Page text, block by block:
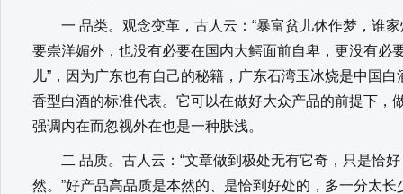
一 品类。观念变革，古人云：“暴富贫儿休作梦，谁家
要崇洋媚外，也没有必要在国内大鳄面前自卑，更没有必
儿”，因为广东也有自己的秘籍，广东石湾玉冰烧是中国
香型白酒的标准代表。它可以在做好大众产品的前提下，
强调内在而忽视外在也是一种肤浅。
二 品质。古人云：“文章做到极处无有它奇，只是恰好
然。”好产品高品质是本然的、是恰到好处的，多一分太